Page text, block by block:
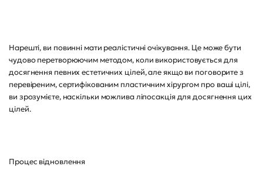
Нарешті, ви повинні мати реалістичні очікування. Це може бути
чудово перетворюючим методом, коли використовується для
досягнення певних естетичних цілей, але якщо ви поговорите з
перевіреним, сертифікованим пластичним хірургом про ваші цілі,
ви зрозумієте, наскільки можлива ліпосакція для досягнення цих
цілей.
Процес відновлення